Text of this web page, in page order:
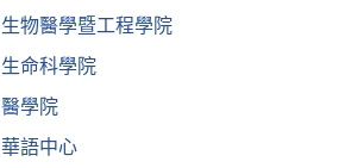
生物醫學暨工程學院
生命科學院
醫學院
華語中心